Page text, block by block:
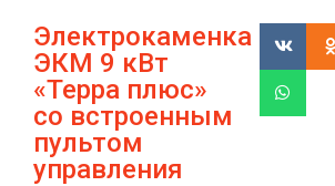
Электрокаменка
ЭКМ 9 кВт
«Терра плюс»
со встроенным
пультом
управления